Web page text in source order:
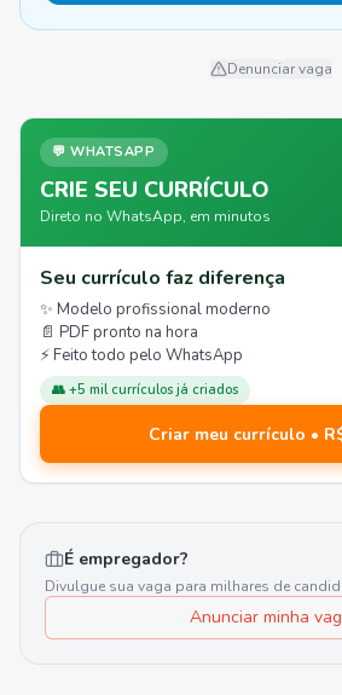
Denunciar vaga
💬 WHATSAPP
CRIE SEU CURRÍCULO
Direto no WhatsApp, em minutos
Seu currículo faz diferença
✨ Modelo profissional moderno
📄 PDF pronto na hora
⚡ Feito todo pelo WhatsApp
👥 +5 mil currículos já criados
Criar meu currículo •
É empregador?
Divulgue sua vaga para milhares de
Anunciar minha